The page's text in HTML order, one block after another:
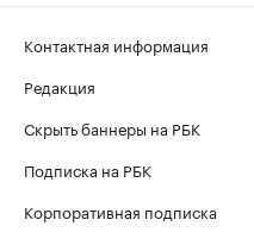
Контактная информация
Редакция
Скрыть баннеры на РБК
Подписка на РБК
Корпоративная подписка